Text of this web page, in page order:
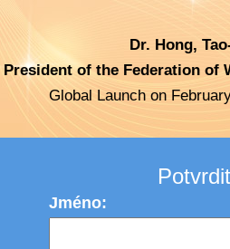
Dr. Hong,
President of the Federation of
Global Launch on
Potvrdit
Jméno: